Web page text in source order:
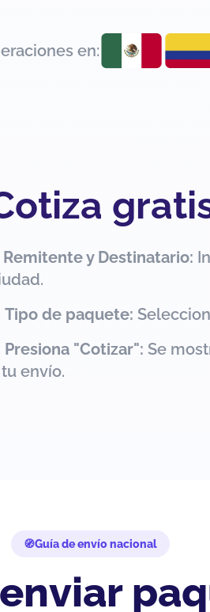
en:
Remitente y Destinatario:
Tipo de paquete:
Presiona "Cotizar": Se
envío.
Guía de envío nacional